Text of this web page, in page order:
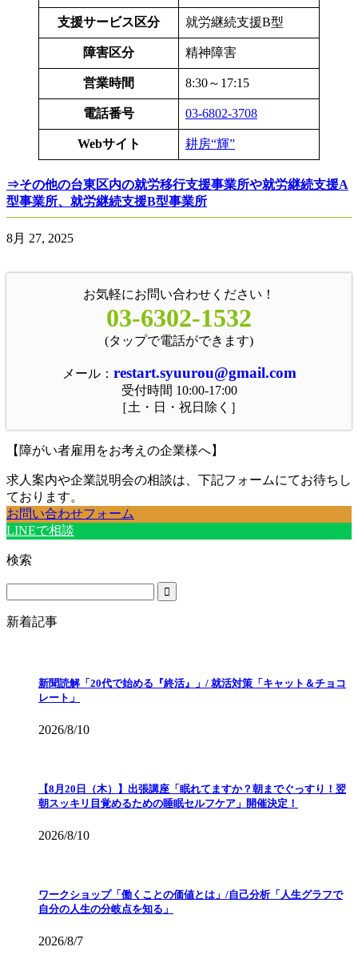
支援サービス区分 就労継続支援B型
障害区分 精神障害
営業時間 8:30～17:15
電話番号 03-6802-3708
Webサイト 耕房“輝”
⇒その他の台東区内の就労移行支援事業所や就労継続支援A
型事業所、就労継続支援B型事業所
8月 27, 2025
お気軽にお問い合わせください！
03-6302-1532
(タップで電話ができます)
メール： restart.syuurou@gmail.com
受付時間 10:00-17:00
［土・日・祝日除く］
【障がい者雇用をお考えの企業様へ】
求人案内や企業説明会の相談は、下記フォームにてお待ちし
ております。
お問い合わせフォーム
LINEで相談
検索
新着記事
新聞読解「20代で始める『終活』」/ 就活対策「キャット＆チョコ
レート」
2026/8/10
【8月20日（木）】出張講座「眠れてますか？朝までぐっすり！翌
朝スッキリ目覚めるための睡眠セルフケア」開催決定！
2026/8/10
ワークショップ「働くことの価値とは」/自己分析「人生グラフで
自分の人生の分岐点を知る」
2026/8/7